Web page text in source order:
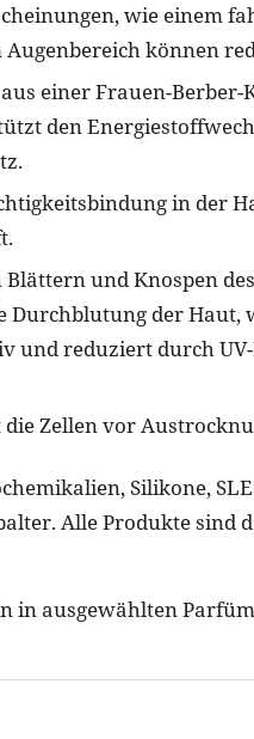
wie einem
können
einer Frauen-
den
in der
und Knospen des
Durchblutung der
und reduziert durch
Zellen vor
Silikone,
Alle Produkte sind
in ausgewählten